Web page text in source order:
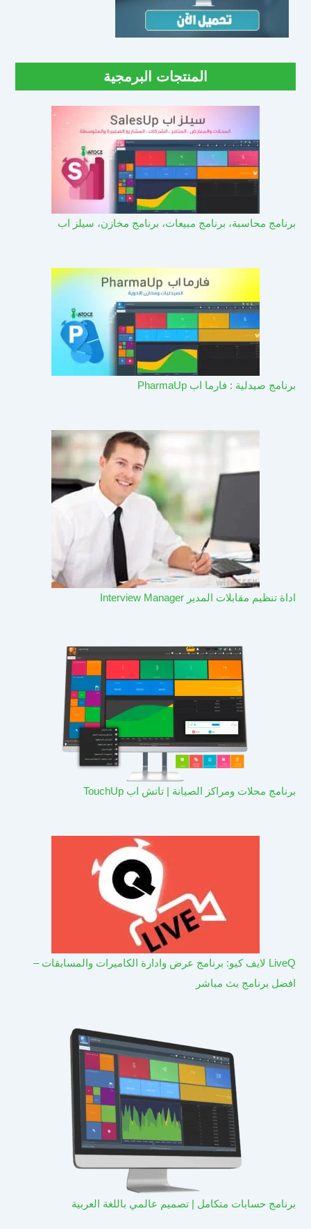
المنتجات البرمجية
برنامج محاسبة، برنامج مبيعات، برنامج مخازن، سيلز اب
برنامج صيدلية : فارما اب PharmaUp​
اداة تنظيم مقابلات المدير Interview Manager
برنامج محلات ومراكز الصيانة | تاتش اب TouchUp
LiveQ لايف كيو: برنامج عرض وادارة الكاميرات والمسابقات –
افضل برنامج بث مباشر
برنامج حسابات متكامل | تصميم عالمي باللغة العربية